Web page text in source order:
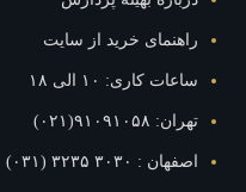
راهنمای خرید از سایت
ساعات کاری: ۱۰ الی ۱۸
تهران: ۹۱۰۹۱۰۵۸(۰۲۱)
اصفهان : ۳۰۳۰ ۳۲۳۵ (۰۳۱)